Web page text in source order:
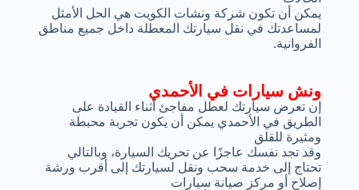
يمكن أن تكون شركة ونشات الكويت هي الحل الأمثل
لمساعدتك في نقل سيارتك المعطلة داخل جميع مناطق
الفروانية.
ونش سيارات في الأحمدي
إن تعرض سيارتك لعطل مفاجئ أثناء القيادة على
الطريق في الأحمدي يمكن أن يكون تجربة محبطة
ومثيرة للقلق
وقد تجد نفسك عاجزًا عن تحريك السيارة، وبالتالي
تحتاج إلى خدمة سحب ونقل لسيارتك إلى أقرب ورشة
إصلاح أو مركز صيانة سيارات